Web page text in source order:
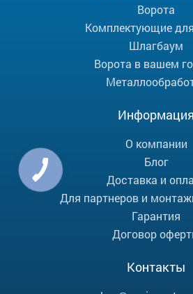
Ворота
Комплектующие
Шлагбаум
Ворота в вашем
Информация
О компании
Блог
Доставка и
Для партнеров и
Гарантия
Договор
Контакты